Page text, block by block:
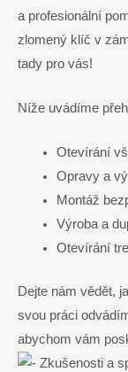
a profesionální
zlomený klíč v
tady pro vás!
Níže uvádíme
Otevírání
Opravy a
Montáž
Výroba a
Otevírání
Dejte nám vědět,
svou práci
abychom vám